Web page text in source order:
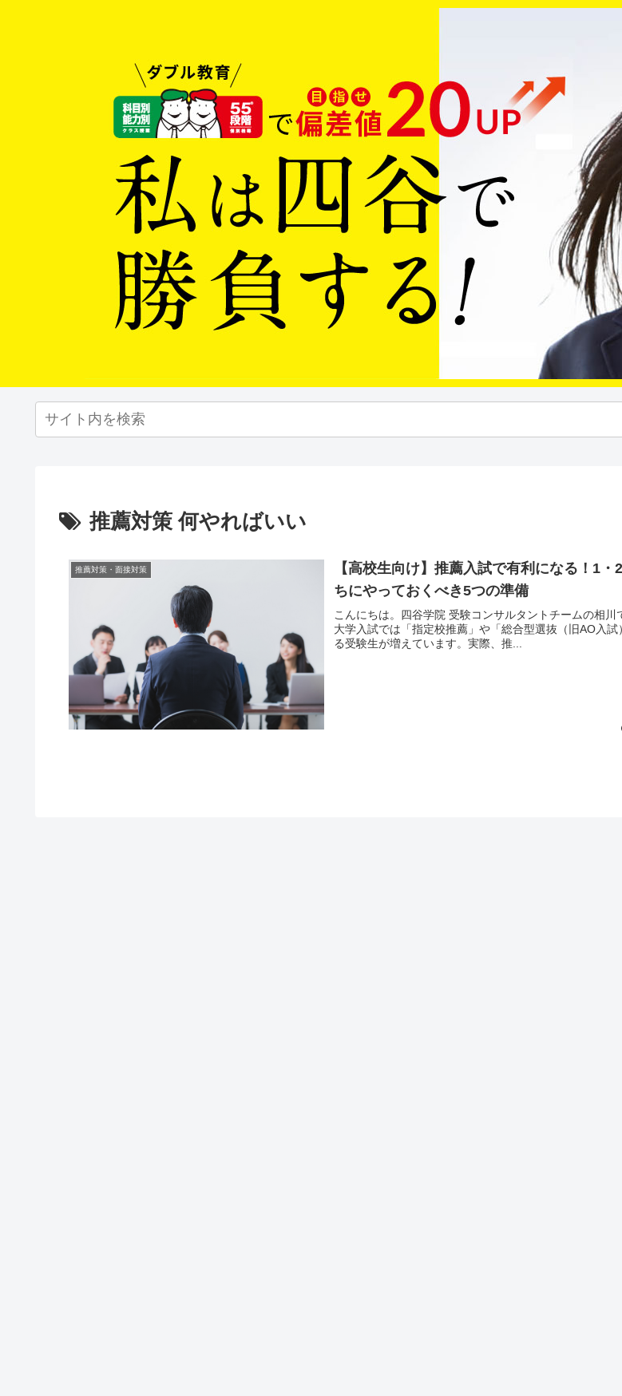
推薦対策 何やればいい
推薦対策・面接対策
【高校生向け】推薦入試で有利になる！1・
ちにやっておくべき5つの準備
こんにちは。四谷学院 受験コンサルタントチームの相川
大学入試では「指定校推薦」や「総合型選抜（旧AO入試
る受験生が増えています。実際、推...